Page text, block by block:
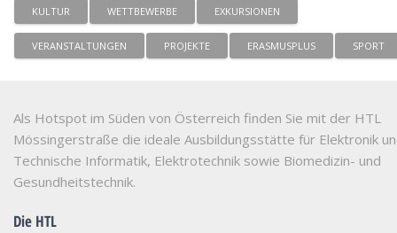
KULTUR WETTBEWERBE EXKURSIONEN
VERANSTALTUNGEN PROJEKTE ERASMUSPLUS SPORT
Als Hotspot im Süden von Österreich finden Sie mit der HTL
Mössingerstraße die ideale Ausbildungsstätte für Elektronik
Technische Informatik, Elektrotechnik sowie Biomedizin- und
Gesundheitstechnik.
Die HTL